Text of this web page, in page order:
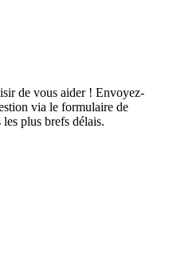
de vous aider ! Envoyez-
via le formulaire de
plus brefs délais.